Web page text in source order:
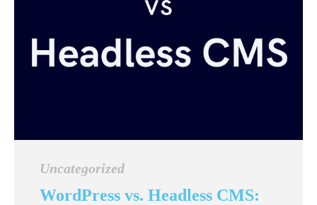
Uncategorized
WordPress vs. Headless CMS: